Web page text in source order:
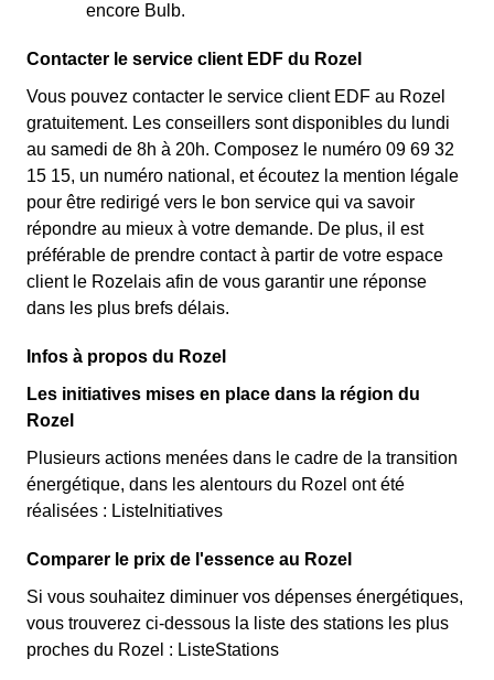
encore Bulb.
Contacter le service client EDF du Rozel
Vous pouvez contacter le service client EDF au Rozel
gratuitement. Les conseillers sont disponibles du lundi
au samedi de 8h à 20h. Composez le numéro 09 69 32
15 15, un numéro national, et écoutez la mention légale
pour être redirigé vers le bon service qui va savoir
répondre au mieux à votre demande. De plus, il est
préférable de prendre contact à partir de votre espace
client le Rozelais afin de vous garantir une réponse
dans les plus brefs délais.
Infos à propos du Rozel
Les initiatives mises en place dans la région du
Rozel
Plusieurs actions menées dans le cadre de la transition
énergétique, dans les alentours du Rozel ont été
réalisées : ListeInitiatives
Comparer le prix de l'essence au Rozel
Si vous souhaitez diminuer vos dépenses énergétiques,
vous trouverez ci-dessous la liste des stations les plus
proches du Rozel : ListeStations